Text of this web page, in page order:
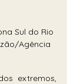
Sul do Rio
Agência
extremos,